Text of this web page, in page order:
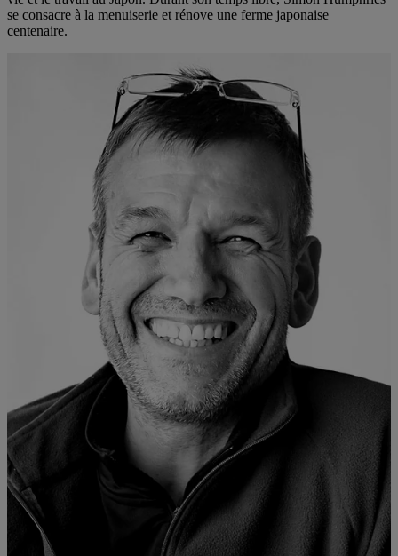
se consacre à la menuiserie et rénove une ferme japonaise
centenaire.